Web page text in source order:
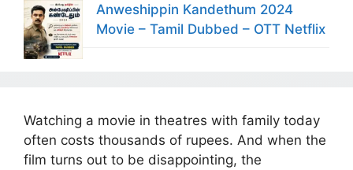
Anweshippin Kandethum 2024
Movie – Tamil Dubbed – OTT Netflix
Watching a movie in theatres with family today
often costs thousands of rupees. And when the
film turns out to be disappointing, the